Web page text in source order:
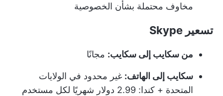
مخاوف محتملة بشأن الخصوصية
تسعير Skype
من سكايب إلى سكايب: مجانًا
سكايب إلى الهاتف: غير محدود في الولايات
المتحدة + كندا: 2.99 دولار شهريًا لكل مستخدم